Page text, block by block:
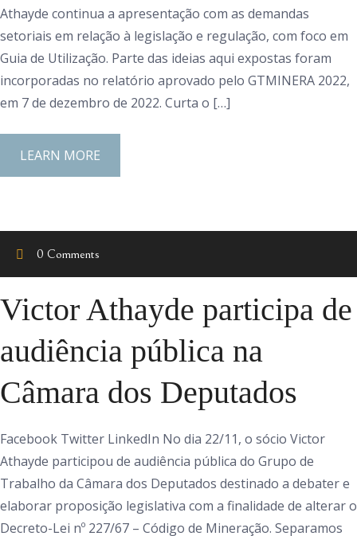
Athayde continua a apresentação com as demandas
setoriais em relação à legislação e regulação, com foco em
Guia de Utilização. Parte das ideias aqui expostas foram
incorporadas no relatório aprovado pelo GTMINERA 2022,
em 7 de dezembro de 2022. Curta o […]
LEARN MORE
0 Comments
Victor Athayde participa de
audiência pública na
Câmara dos Deputados
Facebook Twitter LinkedIn No dia 22/11, o sócio Victor
Athayde participou de audiência pública do Grupo de
Trabalho da Câmara dos Deputados destinado a debater e
elaborar proposição legislativa com a finalidade de alterar o
Decreto-Lei nº 227/67 – Código de Mineração. Separamos